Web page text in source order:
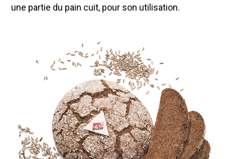
une partie du pain cuit, pour son utilisation.